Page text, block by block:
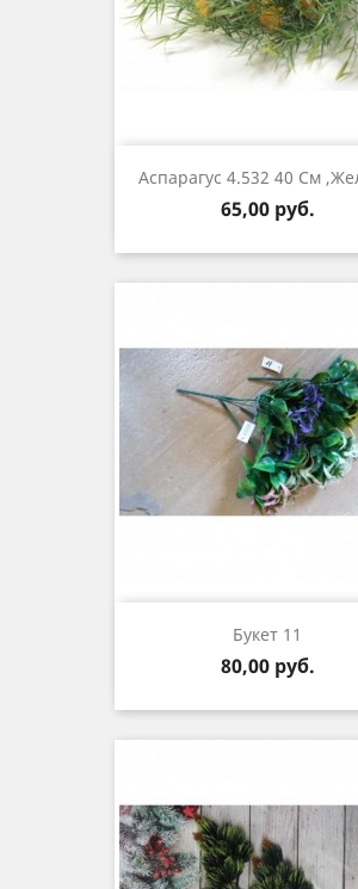
Аспарагус 4.532 40 См
Цена
65,00 руб.
Букет 11
Цена
80,00 руб.